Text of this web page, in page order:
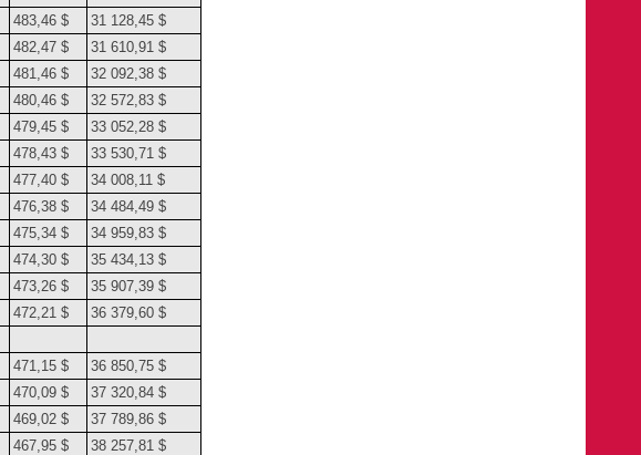
483,46 $
31 128,45 $
482,47 $
31 610,91 $
481,46 $
32 092,38 $
480,46 $
32 572,83 $
479,45 $
33 052,28 $
478,43 $
33 530,71 $
477,40 $
34 008,11 $
476,38 $
34 484,49 $
475,34 $
34 959,83 $
474,30 $
35 434,13 $
473,26 $
35 907,39 $
472,21 $
36 379,60 $
471,15 $
36 850,75 $
470,09 $
37 320,84 $
469,02 $
37 789,86 $
467,95 $
38 257,81 $